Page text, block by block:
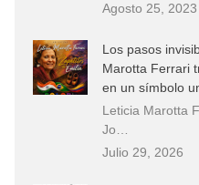
Agosto 25, 2023
Los pasos
Marotta Ferrari
en un símbolo
Leticia Marotta
Jo…
Julio 29, 2026